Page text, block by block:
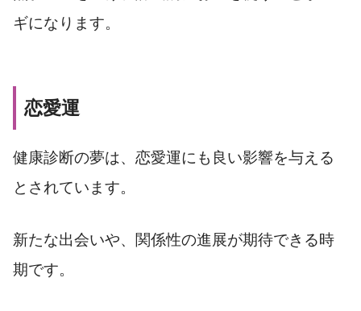
ギになります。
恋愛運
健康診断の夢は、恋愛運にも良い影響を与える
とされています。
新たな出会いや、関係性の進展が期待できる時
期です。